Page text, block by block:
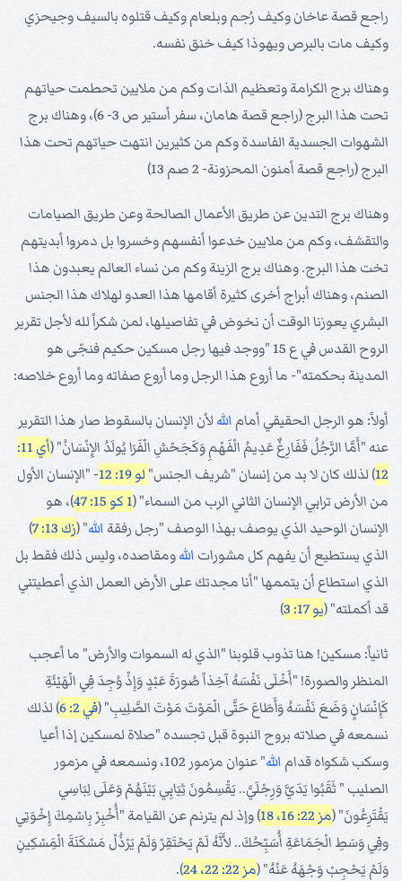
راجع قصة عاخان وكيف رُجم وبلعام وكيف قتلوه بالسيف وجيحزي
وكيف مات بالبرص ويهوذا كيف خنق نفسه.
وهناك برج الكرامة وتعظيم الذات وكم من ملايين تحطمت حياتهم
تحت هذا البرج (راجع قصة هامان، سفر أستير ص 3- 6)، وهناك برج
الشهوات الجسدية الفاسدة وكم من كثيرين انتهت حياتهم تحت هذا
البرج (راجع قصة أمنون المحزونة- 2 صم 13)
وهناك برج التدين عن طريق الأعمال الصالحة وعن طريق الصيامات
والتقشف، وكم من ملايين خدعوا أنفسهم وخسروا بل دمروا أبديتهم
تخت هذا البرج. وهناك برج الزينة وكم من نساء العالم يعبدون هذا
الصنم، وهناك أبراج أخرى كثيرة أقامها هذا العدو لهلاك هذا الجنس
البشري يعوزنا الوقت أن نخوض في تفاصيلها، لمن شكراً لله لأجل تقرير
الروح القدس في ع 15 "ووجد فيها رجل مسكين حكيم فنجّى هو
المدينة بحكمته"- ما أروع هذا الرجل وما أروع صفاته وما أروع خلاصه:
أولاً: هو الرجل الحقيقي أمام الله لأن الإنسان بالسقوط صار هذا التقرير
عنه "أَمَّا الرَّجُلُ فَفَارِغٌ عَدِيمُ الْفَهْمِ وَكَجَحْشِ الْفَرَا يُولَدُ الإِنْسَانُ" (
أي 11:
12) لذلك كان لا بد من إنسان "شريف الجنس" لو 19: 12
- "الإنسان الأول
من الأرض ترابي الإنسان الثاني الرب من السماء" (1 كو 15: 47
)، هو
الإنسان الوحيد الذي يوصف بهذا الوصف "رجل رفقة الله" (زك 13: 7
)
الذي يستطيع أن يفهم كل مشورات اللهومقاصده، وليس ذلك فقط بل
الذي استطاع أن يتممها "أنا مجدتك على الأرض العمل الذي أعطيتني
قد أكملته" (يو 17: 3 )
ثانياً: مسكين! هنا تذوب قلوبنا "الذي له السموات والأرض" ما أعجب
المنظر والصورة! "أَخْلَى نَفْسَهُ آخِذاً صُورَةَ عَبْدٍ وَإِذْ وُجِدَ فِي الْهَيْئَةِ
كَإِنْسَانٍ وَضَعَ نَفْسَهُ وَأَطَاعَ حَتَّى الْمَوْتَ مَوْتَ الصَّلِيبِ" (في 2: 6
) لذلك
نسمعه في صلاته بروح النبوة قبل تجسده "صلاة لمسكين إذا أعيا
وسكب شكواه قدام الله
" عنوان مزمور 102، ونسمعه في مزمور
الصليب " ثَقَبُوا يَدَيَّ وَرِجْلَيَّ.. يَقْسِمُونَ ثِيَابِي بَيْنَهُمْ وَعَلَى لِبَاسِي
يَقْتَرِعُونَ" (مز 22: 16، 18
) وإذ لم يترنم عن القيامة "أُخْبِرْ بِاسْمِكَ إِخْوَتِي
وفِي وَسَطِ الْجَمَاعَةِ أُسَبِّحُكَ.. لأَنَّهُ لَمْ يَحْتَقِرْ وَلَمْ يَرْذُلْ مَسْكَنَةَ الْمَِسْكِينِ
وَلَمْ يَحْجِبْ وَجْهَهُ عَنْهُ" (مز 22: 22، 24 ).